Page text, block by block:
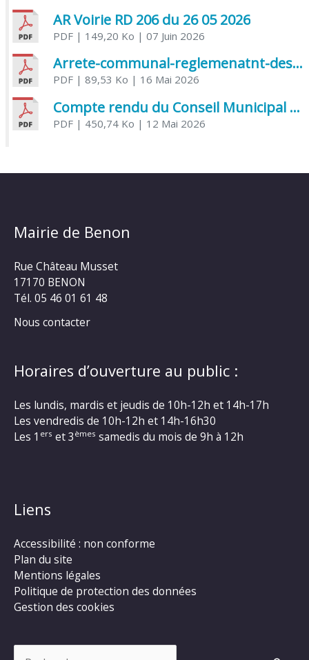
AR Voirie RD 206 du 26 05 2026
PDF| 149,20 Ko | 07 Juin 2026
Arrete-communal-reglemenatnt-des-bruits-de-voisinage-et-des-activites-bruyantes
PDF| 89,53 Ko | 16 Mai 2026
Compte rendu du Conseil Municipal du 06 mai 2026
PDF| 450,74 Ko | 12 Mai 2026
Mairie de Benon
Rue Château Musset
17170 BENON
Tél. 05 46 01 61 48
Nous contacter
Horaires d’ouverture au public :
Les lundis, mardis et jeudis de 10h-12h et 14h-17h
Les vendredis de 10h-12h et 14h-16h30
Les 1 ers et 3 èmes samedis du mois de 9h à 12h
Liens
Accessibilité : non conforme
Plan du site
Mentions légales
Politique de protection des données
Gestion des cookies